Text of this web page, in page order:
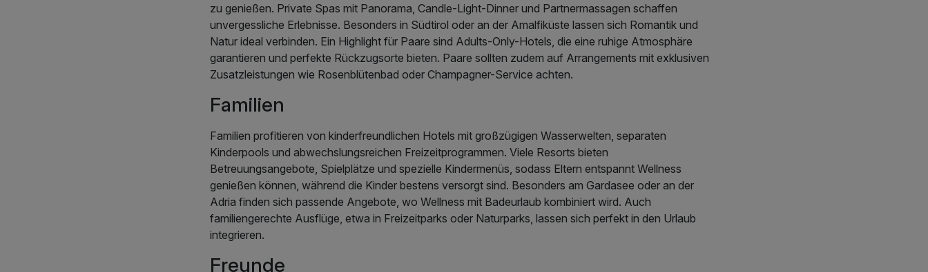
zu genießen. Private Spas mit Panorama, Candle-Light-Dinner und Partnermassagen schaffen
unvergessliche Erlebnisse. Besonders in Südtirol oder an der Amalfiküste lassen sich Romantik und
Natur ideal verbinden. Ein Highlight für Paare sind Adults-Only-Hotels, die eine ruhige Atmosphäre
garantieren und perfekte Rückzugsorte bieten. Paare sollten zudem auf Arrangements mit exklusiven
Zusatzleistungen wie Rosenblütenbad oder Champagner-Service achten.
Familien
Familien profitieren von kinderfreundlichen Hotels mit großzügigen Wasserwelten, separaten
Kinderpools und abwechslungsreichen Freizeitprogrammen. Viele Resorts bieten
Betreuungsangebote, Spielplätze und spezielle Kindermenüs, sodass Eltern entspannt Wellness
genießen können, während die Kinder bestens versorgt sind. Besonders am Gardasee oder an der
Adria finden sich passende Angebote, wo Wellness mit Badeurlaub kombiniert wird. Auch
familiengerechte Ausflüge, etwa in Freizeitparks oder Naturparks, lassen sich perfekt in den Urlaub
integrieren.
Freunde